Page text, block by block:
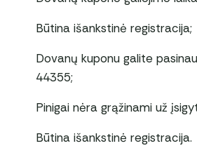
Būtina išankstinė registracija;
Dovanų kuponu galite
44355;
Pinigai nėra grąžinami už
Būtina išankstinė registracija.